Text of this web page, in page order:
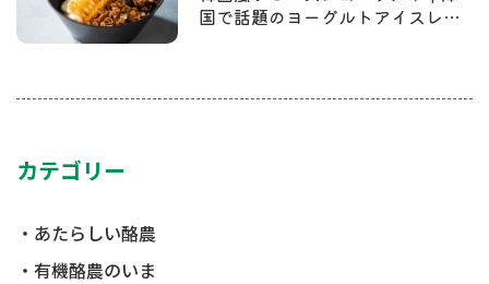
国で話題のヨーグルトアイスレシ
カテゴリー
あたらしい酪農
有機酪農のいま